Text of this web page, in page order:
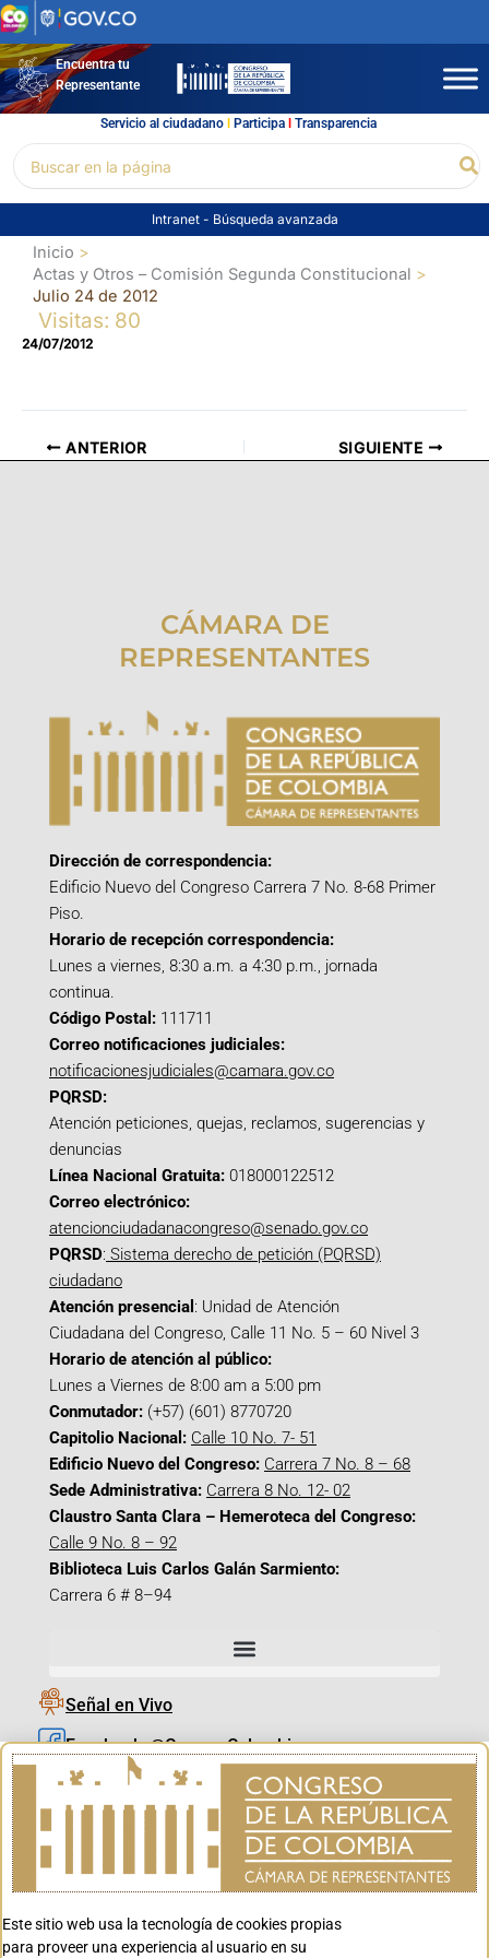
Ir
al
contenidoEncuentra tu
Representante
Servicio al ciudadano l Participal Transparencia
por:
Intranet - Búsqueda avanzada
Inicio
Actas y Otros – Comisión Segunda Constitucional
Julio 24 de 2012
Visitas: 80
24/07/2012
ANTERIOR SIGUIENTE
CÁMARA DE
REPRESENTANTES
Dirección de correspondencia:
Edificio Nuevo del Congreso Carrera 7 No. 8-68 Primer
Piso.
Horario de recepción correspondencia:
Lunes a viernes, 8:30 a.m. a 4:30 p.m., jornada
continua.
Código Postal: 111711
Correo notificaciones judiciales:
notificacionesjudiciales@camara.gov.co
PQRSD:
Atención peticiones, quejas, reclamos, sugerencias y
denuncias
Línea Nacional Gratuita: 018000122512
Correo electrónico:
atencionciudadanacongreso@senado.gov.co
PQRSD: Sistema derecho de petición (PQRSD)
ciudadano
Atención presencial : Unidad de Atención
Ciudadana del Congreso, Calle 11 No. 5 – 60 Nivel 3
Horario de atención al público:
Lunes a Viernes de 8:00 am a 5:00 pm
Conmutador: (+57) (601) 8770720
Capitolio Nacional: Calle 10 No. 7- 51
Edificio Nuevo del Congreso: Carrera 7 No. 8 – 68
Sede Administrativa: Carrera 8 No. 12- 02
Claustro Santa Clara – Hemeroteca del Congreso:
Calle 9 No. 8 – 92
Biblioteca Luis Carlos Galán Sarmiento:
Carrera 6 # 8–94
Señal en Vivo
Facebook_@CamaraColombia
Instagram_@CamaraColombia
X_@CamaraColombia
Youtube_@CamaraColombia
Youtube_@CanalCongreso
Este sitio web usa la tecnología de cookies propias
para proveer una experiencia al usuario en su